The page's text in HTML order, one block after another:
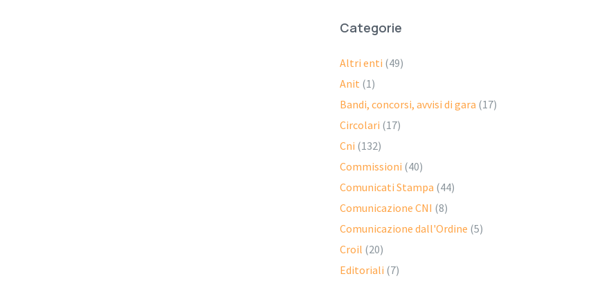
Categorie
Altri enti (49)
Anit (1)
Bandi, concorsi, avvisi di gara (17)
Circolari (17)
Cni (132)
Commissioni (40)
Comunicati Stampa (44)
Comunicazione CNI (8)
Comunicazione dall'Ordine (5)
Croil (20)
Editoriali (7)